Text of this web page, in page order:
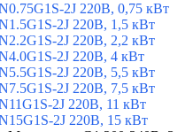
2J 220В, 0,75 кВт
2J 220В, 1,5 кВт
2J 220В, 2,2 кВт
2J 220В, 4 кВт
2J 220В, 5,5 кВт
2J 220В, 7,5 кВт
2J 220В, 11 кВт
2J 220В, 15 кВт